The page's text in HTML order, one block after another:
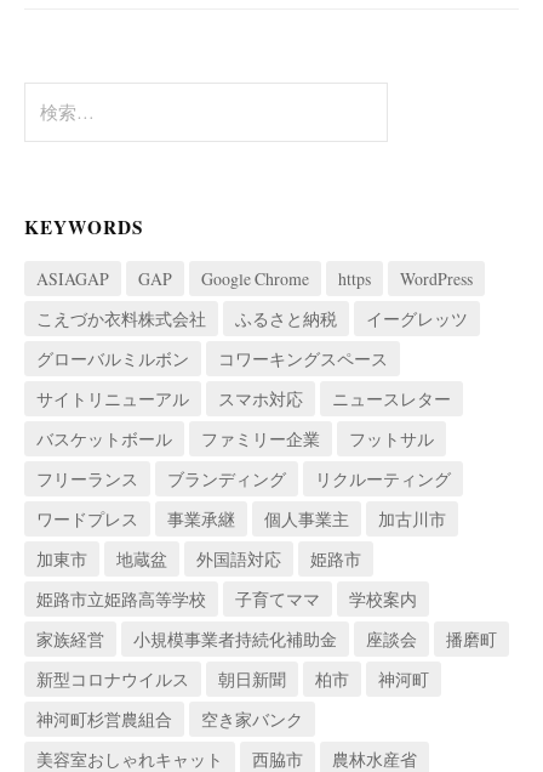
索:
KEYWORDS
ASIAGAP GAP Google Chrome https
WordPress
こえづか衣料株式会社
ふるさと納税
イーグレッツ
グローバルミルボン
コワーキングスペース
サイトリニューアル
スマホ対応
ニュースレター
バスケットボール
ファミリー企業
フットサル
フリーランス
ブランディング
リクルーティング
ワードプレス
事業承継 個人事業主
加古川市
加東市
地蔵盆 外国語対応
姫路市
姫路市立姫路高等学校
子育てママ
学校案内
家族経営
小規模事業者持続化補助金 座談会
播磨町
新型コロナウイルス
朝日新聞 柏市
神河町
神河町杉営農組合
空き家バンク
美容室おしゃれキャット
西脇市
農林水産省